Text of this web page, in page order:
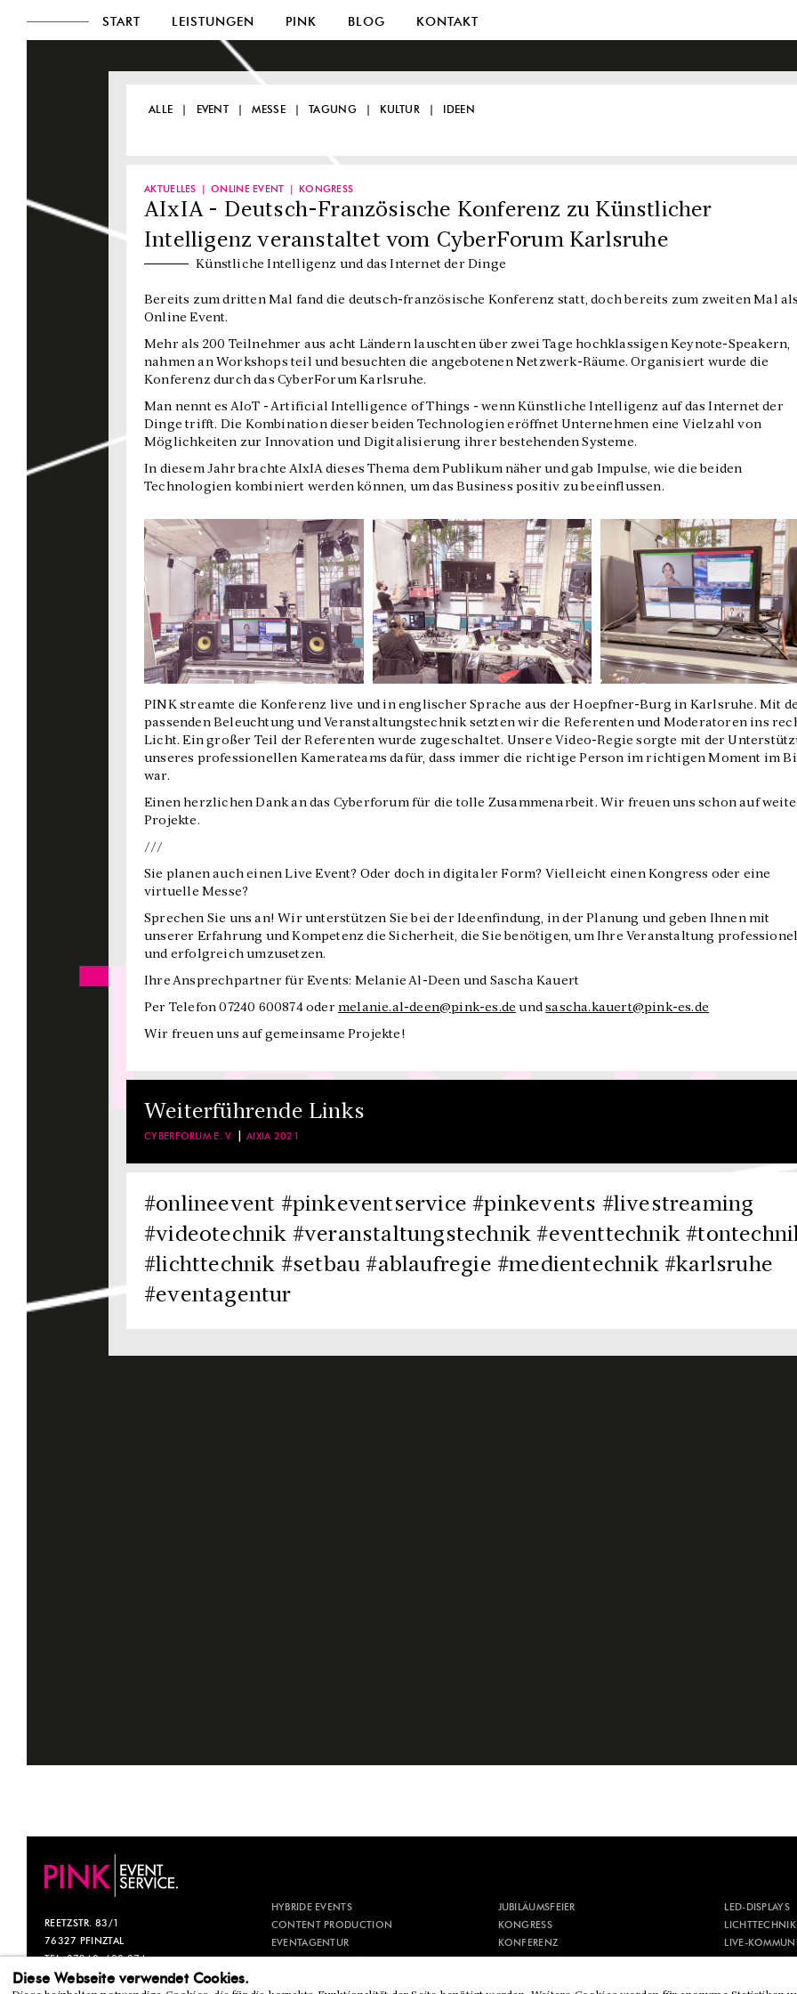
ALLE EVENT MESSE TAGUNG KULTUR IDEEN
AKTUELLES ONLINE EVENT KONGRESS
AIxIA - Deutsch-Französische Konferenz zu Künstlicher
Intelligenz veranstaltet vom CyberForum Karlsruhe
Künstliche Intelligenz und das Internet der Dinge
Bereits zum dritten Mal fand die deutsch-französische Konferenz statt, doch bereits zum zweiten Mal
Online Event.
Mehr als 200 Teilnehmer aus acht Ländern lauschten über zwei Tage hochklassigen Keynote-Speakern,
nahmen an Workshops teil und besuchten die angebotenen Netzwerk-Räume. Organisiert wurde die
Konferenz durch das CyberForum Karlsruhe.
Man nennt es AIoT - Artificial Intelligence of Things - wenn Künstliche Intelligenz auf das Internet der
Dinge trifft. Die Kombination dieser beiden Technologien eröffnet Unternehmen eine Vielzahl von
Möglichkeiten zur Innovation und Digitalisierung ihrer bestehenden Systeme.
In diesem Jahr brachte AIxIA dieses Thema dem Publikum näher und gab Impulse, wie die beiden
Technologien kombiniert werden können, um das Business positiv zu beeinflussen.
PINK streamte die Konferenz live und in englischer Sprache aus der Hoepfner-Burg in Karlsruhe. Mit
passenden Beleuchtung und Veranstaltungstechnik setzten wir die Referenten und Moderatoren ins
Licht. Ein großer Teil der Referenten wurde zugeschaltet. Unsere Video-Regie sorgte mit der
unseres professionellen Kamerateams dafür, dass immer die richtige Person im richtigen Moment im
war.
Einen herzlichen Dank an das Cyberforum für die tolle Zusammenarbeit. Wir freuen uns schon auf
Projekte.
///
Sie planen auch einen Live Event? Oder doch in digitaler Form? Vielleicht einen Kongress oder eine
virtuelle Messe?
Sprechen Sie uns an! Wir unterstützen Sie bei der Ideenfindung, in der Planung und geben Ihnen mit
unserer Erfahrung und Kompetenz die Sicherheit, die Sie benötigen, um Ihre Veranstaltung
und erfolgreich umzusetzen.
Ihre Ansprechpartner für Events: Melanie Al-Deen und Sascha Kauert
Per Telefon 07240 600874 oder melanie.al-deen@pink-es.de undsascha.kauert@pink-es.de
Wir freuen uns auf gemeinsame Projekte!
Weiterführende Links
CYBERFORUM E. V. AIXIA 2021
#onlineevent #pinkeventservice #pinkevents #livestreaming
#videotechnik #veranstaltungstechnik #eventtechnik
#lichttechnik #setbau #ablaufregie #medientechnik #karlsruhe
#eventagentur
REETZSTR. 83/1
76327 PFINZTAL
TEL. 07240. 600 874
INFO@PINK-ES.DE
HYBRIDE EVENTS
CONTENT PRODUCTION
EVENTAGENTUR
JUBILÄUMSFEIER
KONGRESS
KONFERENZ
LED-DISPLAYS
LICHTTECHNIK
LIVE-
START LEISTUNGEN PINK BLOG KONTAKT
Diese Webseite verwendet Cookies.